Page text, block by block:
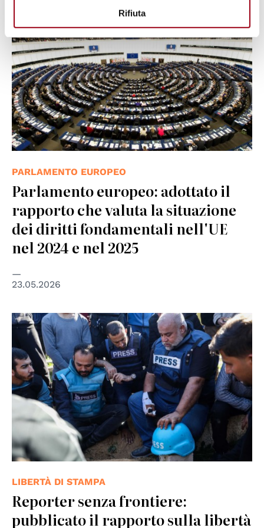
Rifiuta
© UN Photo/Eskinder Debebe
PARLAMENTO EUROPEO
Parlamento europeo: adottato il
rapporto che valuta la situazione
dei diritti fondamentali nell'UE
nel 2024 e nel 2025
23.05.2026
© Ahmad Hasaballah/Getty Images
LIBERTÀ DI STAMPA
Reporter senza frontiere:
pubblicato il rapporto sulla libertà